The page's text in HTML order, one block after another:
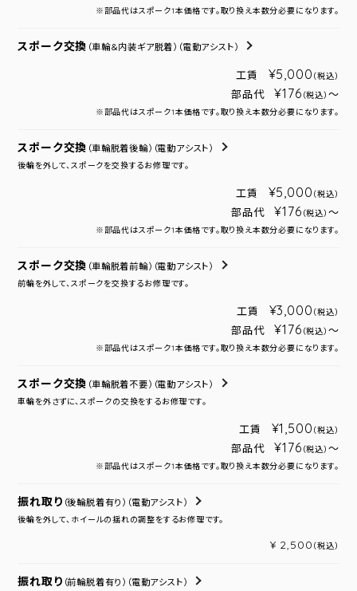
※部品代はスポーク1本価格です。取り換え本数分必要になります。
スポーク交換 （車輪＆内装ギア脱着） （電動アシスト）
工賃 ¥5,000 （税込）
部品代 ¥176 （税込） ～
※部品代はスポーク1本価格です。取り換え本数分必要になります。
スポーク交換 （車輪脱着後輪） （電動アシスト）
後輪を外して、スポークを交換するお修理です。
工賃 ¥5,000 （税込）
部品代 ¥176 （税込） ～
※部品代はスポーク1本価格です。取り換え本数分必要になります。
スポーク交換 （車輪脱着前輪） （電動アシスト）
前輪を外して、スポークを交換するお修理です。
工賃 ¥3,000 （税込）
部品代 ¥176 （税込） ～
※部品代はスポーク1本価格です。取り換え本数分必要になります。
スポーク交換 （車輪脱着不要） （電動アシスト）
車輪を外さずに、スポークの交換をするお修理です。
工賃 ¥1,500 （税込）
部品代 ¥176 （税込） ～
※部品代はスポーク1本価格です。取り換え本数分必要になります。
振れ取り （後輪脱着有り） （電動アシスト）
後輪を外して、ホイールの揺れの調整をするお修理です。
¥ 2,500 （税込）
振れ取り （前輪脱着有り） （電動アシスト）